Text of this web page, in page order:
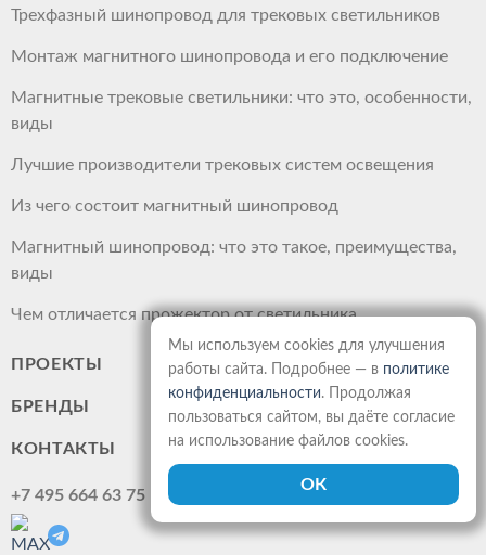
Трехфазный шинопровод для трековых светильников
Монтаж магнитного шинопровода и его подключение
Магнитные трековые светильники: что это, особенности,
виды
Лучшие производители трековых систем освещения
Из чего состоит магнитный шинопровод
Магнитный шинопровод: что это такое, преимущества,
виды
Чем отличается прожектор от светильника
ПРОЕКТЫ
БРЕНДЫ
КОНТАКТЫ
+7 495 664 63 75
Мы используем cookies для улучшения
работы сайта. Подробнее — в политике
конфиденциальности. Продолжая
пользоваться сайтом, вы даёте согласие
на использование файлов cookies.